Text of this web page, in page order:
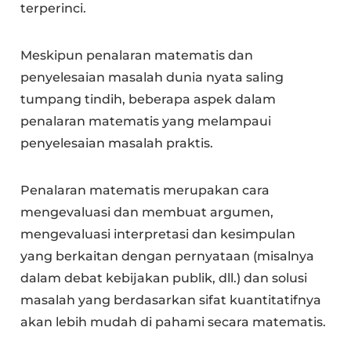
terperinci.
Meskipun penalaran matematis dan
penyelesaian masalah dunia nyata saling
tumpang tindih, beberapa aspek dalam
penalaran matematis yang melampaui
penyelesaian masalah praktis.
Penalaran matematis merupakan cara
mengevaluasi dan membuat argumen,
mengevaluasi interpretasi dan kesimpulan
yang berkaitan dengan pernyataan (misalnya
dalam debat kebijakan publik, dll.) dan solusi
masalah yang berdasarkan sifat kuantitatifnya
akan lebih mudah di pahami secara matematis.